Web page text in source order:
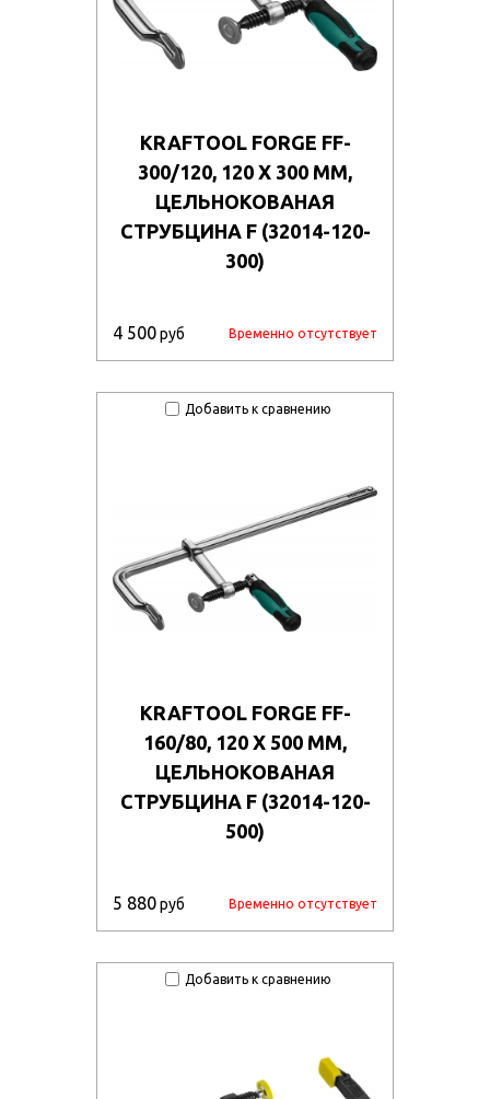
KRAFTOOL FORGE FF-
300/120, 120 Х 300 ММ,
ЦЕЛЬНОКОВАНАЯ
СТРУБЦИНА F (32014-120-
300)
4 500руб Временно отсутствует
Добавить к сравнению
KRAFTOOL FORGE FF-
160/80, 120 Х 500 ММ,
ЦЕЛЬНОКОВАНАЯ
СТРУБЦИНА F (32014-120-
500)
5 880руб Временно отсутствует
Добавить к сравнению